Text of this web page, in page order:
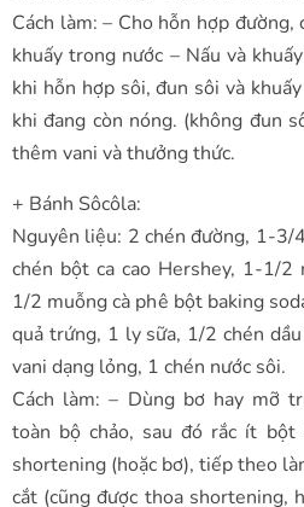
Cách làm: – Cho hỗn hợp đường,
khuấy trong nước – Nấu và
khi hỗn hợp sôi, đun sôi và
khi đang còn nóng. (không đun
thêm vani và thưởng thức.
+ Bánh Sôcôla:
Nguyên liệu: 2 chén đường, 1-3/
chén bột ca cao Hershey, 1-1/
1/2 muỗng cà phê bột baking
quả trứng, 1 ly sữa, 1/2 chén
vani dạng lỏng, 1 chén nước sôi.
Cách làm: – Dùng bơ hay mỡ
toàn bộ chảo, sau đó rắc ít
shortening (hoặc bơ), tiếp theo
cắt (cũng được thoa shortening,